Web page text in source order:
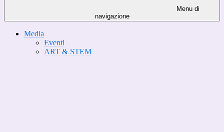
Menu di
navigazione
Media
Eventi
ART & STEM